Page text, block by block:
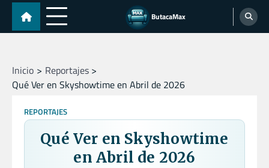
Skip
content
ButacaMax
Inicio
Reportajes
Qué Ver en Skyshowtime en Abril de 2026
REPORTAJES
Qué Ver en Skyshowtime
en Abril de 2026